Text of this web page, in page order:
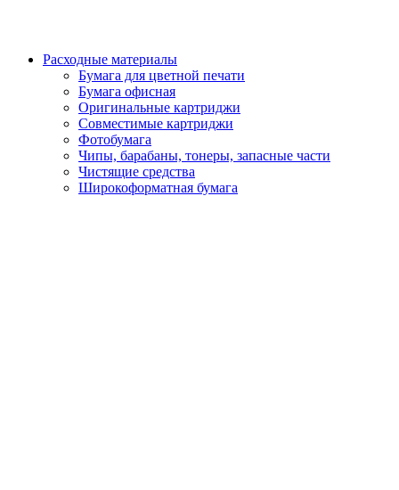
Расходные материалы
Бумага для цветной печати
Бумага офисная
Оригинальные картриджи
Совместимые картриджи
Фотобумага
Чипы, барабаны, тонеры, запасные части
Чистящие средства
Широкоформатная бумага